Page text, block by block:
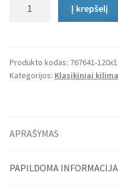
Nila
Į krepšelį
Produkto kodas: 767641-
Kategorijos: Klasikiniai
APRAŠYMAS
PAPILDOMA INFORMACIJA